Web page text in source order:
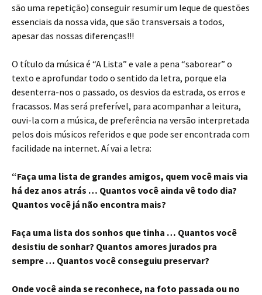
são uma repetição) conseguir resumir um leque de questões
essenciais da nossa vida, que são transversais a todos,
apesar das nossas diferenças!!!
O título da música é “A Lista” e vale a pena “saborear” o
texto e aprofundar todo o sentido da letra, porque ela
desenterra-nos o passado, os desvios da estrada, os erros e
fracassos. Mas será preferível, para acompanhar a leitura,
ouvi-la com a música, de preferência na versão interpretada
pelos dois músicos referidos e que pode ser encontrada com
facilidade na internet. Aí vai a letra:
“Faça uma lista de grandes amigos, quem você mais via
há dez anos atrás … Quantos você ainda vê todo dia?
Quantos você já não encontra mais?
Faça uma lista dos sonhos que tinha … Quantos você
desistiu de sonhar? Quantos amores jurados pra
sempre … Quantos você conseguiu preservar?
Onde você ainda se reconhece, na foto passada ou no